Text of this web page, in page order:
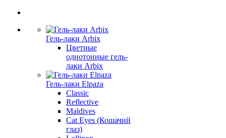
Гель-лаки Arbix
Цветные
однотонные гель-
лаки Arbix
Гель-лаки Elpaza
Classic
Reflective
Maldives
Cat Eyes (Кошачий
глаз)